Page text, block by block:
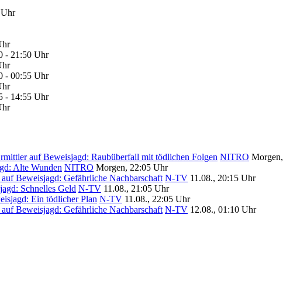
- 21:50 Uhr
- 00:55 Uhr
- 14:55 Uhr
auf Beweisjagd: Raubüberfall mit tödlichen Folgen NITRO
Alte Wunden NITRO Morgen, 22:05 Uhr
Beweisjagd: Gefährliche Nachbarschaft N-TV 11.08., 20:15 Uhr
Schnelles Geld N-TV 11.08., 21:05 Uhr
Ein tödlicher Plan N-TV 11.08., 22:05 Uhr
Beweisjagd: Gefährliche Nachbarschaft N-TV 12.08., 01:10 Uhr